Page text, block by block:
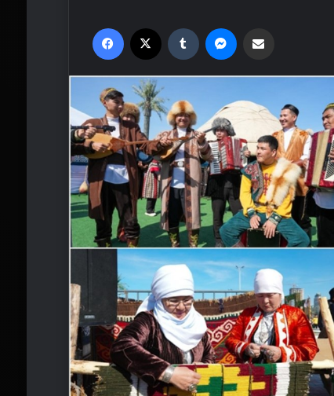
Facebook Tumblr